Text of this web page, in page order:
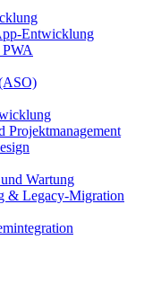
Entwicklung
Projektmanagement
Wartung
& Legacy-Migration